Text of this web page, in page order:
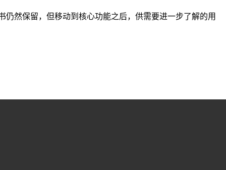
仍然保留，但移动到核心功能之后，供需要进一步了解的用